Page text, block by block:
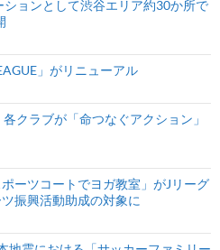
ョンとして渋谷エリア約30か所で
」がリニューアル
クラブが「命つなぐアクション」
ーツコートでヨガ教室」がJリーグ
振興活動助成の対象に